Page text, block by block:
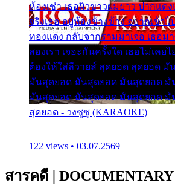
ห้องเช่า เธอผิวขาวผมยาว ปากแด
จริงเธอ อยู่ห้องข้างข้าง อยากเข้า
ทองแดง กลับจากรามมาเจอ เธอ
สองเรา เจอะกันครั้งใด เธอไม่เคย
ต้องให้ใส่ลีวายส์ สุดยอด สุดยอด
มันสุดยอด มันสุดยอด มันสุดยอด มั
มันสุดยอด มันสุดยอด มันสุดยอด มั
สุดยอด - วงซูซู (KARAOKE)
122 views • 03.07.2569
สารคดี | DOCUMENTARY